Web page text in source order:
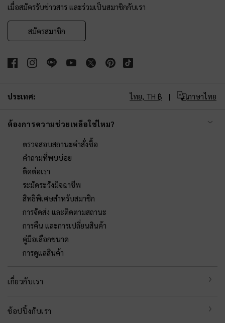
เมื่อสมัครรับข่าวสาร และร่วมเป็นสมาชิกกับเรา
สมัครสมาชิก
ประเทศ: ไทย, TH ฿ ภาษาไทย
ต้องการความช่วยเหลือใช่ไหม?
ตรวจสอบสถานะคำสั่งซื้อ
คำถามที่พบบ่อย
ติดต่อเรา
ระมัดระวังมิจฉาชีพ
สิทธิพิเศษสำหรับสมาชิก
การจัดส่ง และติดตามสถานะ
การคืน และการเปลี่ยนสินค้า
คู่มือเลือกขนาด
การดูแลสินค้า
เกี่ยวกับเรา
ช้อปปิ้งกับเรา